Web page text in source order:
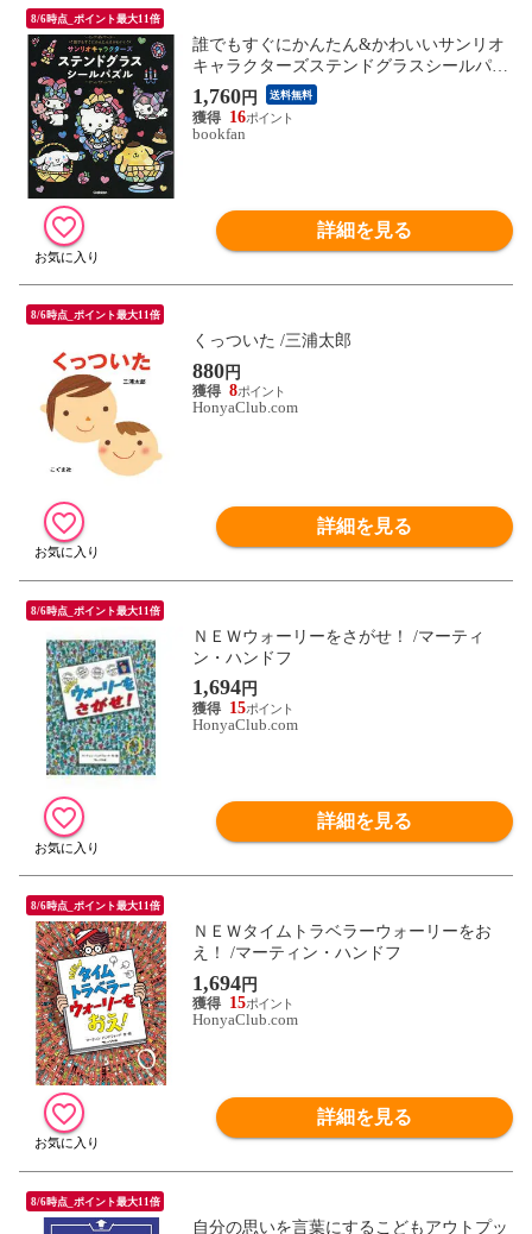
8/6時点_ポイント最大11倍
誰でもすぐにかんたん&かわいいサンリオ
キャラクターズステンドグラスシールパズ
ル
1,760円 送料無料
16
bookfan
詳細を見る
8/6時点_ポイント最大11倍
くっついた /三浦太郎
880円
8
HonyaClub.com
詳細を見る
8/6時点_ポイント最大11倍
ＮＥＷウォーリーをさがせ！ /マーティ
ン・ハンドフ
1,694円
15
HonyaClub.com
詳細を見る
8/6時点_ポイント最大11倍
ＮＥＷタイムトラベラーウォーリーをお
え！ /マーティン・ハンドフ
1,694円
15
HonyaClub.com
詳細を見る
8/6時点_ポイント最大11倍
自分の思いを言葉にするこどもアウトプッ